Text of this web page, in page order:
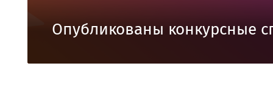
Опубликованы конкурсные